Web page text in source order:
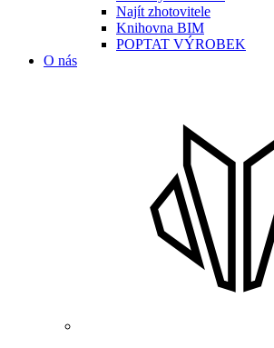
Najít zhotovitele
Knihovna BIM
POPTAT VÝROBEK
O nás